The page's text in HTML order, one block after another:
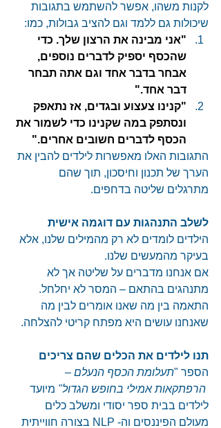
לקנות משהו, אפשר להשתמש בתגובות
שיכולות גם ללמד וגם להציב גבולות, כמו:
"אני מבינה את הרצון שלך. כדי
שהכסף יספיק לדברים נוספים,
אבחר בדבר אחד וגם אתה תבחר
דבר אחד."
"קנינו צעצוע ובגדים, אז נתאפק
ונסתפק במה שקנינו כדי לשמור את
הכסף לדברים חשובים אחרים."
התגובות האלו מאפשרות לילדים להבין את
הערך של תכנון וחיסכון, תוך שהם
מתרגלים שליטה בדחפים.
לשלב התנהגות עם דוגמה אישית
הילדים לומדים לא רק מהמילים שלנו, אלא
בעיקר מהמעשים שלנו.
אם אנחנו מדברים על שליטה אך לא
מתנהגים בהתאם – המסר לא יחלחל.
התאמה בין מה שאנו אומרים לבין מה
שאנחנו עושים היא מפתח קריטי להצלחה.
תנו לילדים את הכלים שהם צריכים
הספר "תעלומת הכסף הנעלם –
הרפתקאות אמילי בחופש הגדול" מיועד
לילדים בבית ספר יסודי ומשלב כלים
מעולם הפיננסים וה- NLP בצורה חווייתית